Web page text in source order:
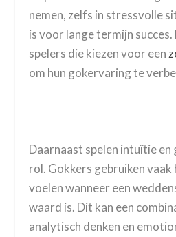
nemen, zelfs in stressvolle
is voor lange termijn
spelers die kiezen voor een
om hun gokervaring te
Daarnaast spelen intuïtie
rol. Gokkers gebruiken
voelen wanneer een
waard is. Dit kan een
analytisch denken en